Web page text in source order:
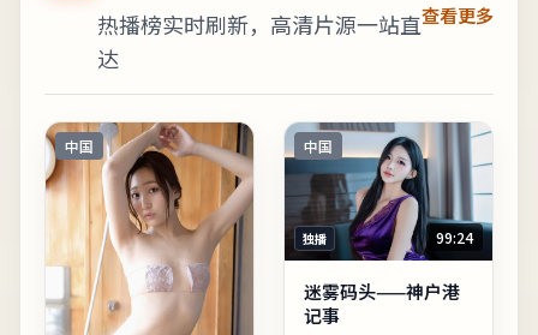
热播榜实时刷新，高清片源一站直
达
查看更多
中国 中国
独播 99:24
迷雾码头——神户港
记事